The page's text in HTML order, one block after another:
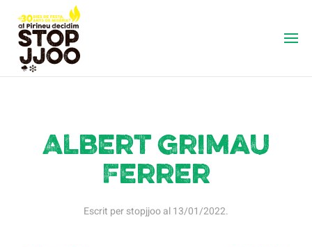
Albert Grimau
Ferrer
Escrit perstopjjooal13/01/2022.